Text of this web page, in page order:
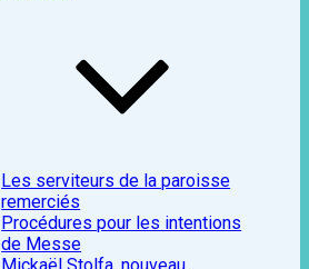
Les serviteurs de la paroisse
remerciés
Procédures pour les intentions
de Messe